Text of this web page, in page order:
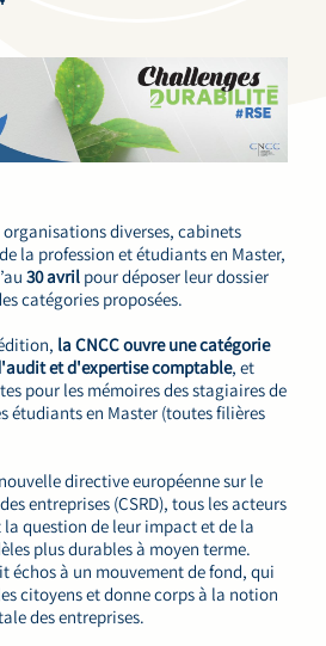
diverses, cabinets
la profession et étudiants en Master,
30 avril pour déposer leur dossier
catégories proposées.
la CNCC ouvre une catégorie
et d'expertise comptable, et
pour les mémoires des stagiaires de
étudiants en Master (toutes filières
directive européenne sur le
entreprises (CSRD), tous les acteurs
question de leur impact et de la
plus durables à moyen terme.
échos à un mouvement de fond, qui
citoyens et donne corps à la notion
des entreprises.